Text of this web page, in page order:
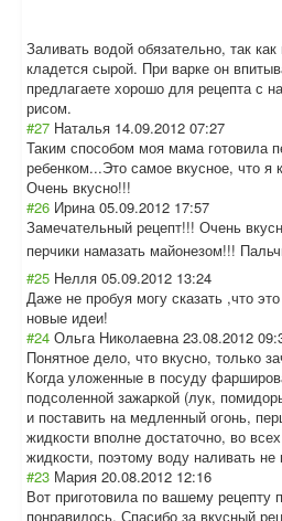
Заливать водой обязательно, так
кладется сырой. При варке он
предлагаете хорошо для рецепта с
рисом.
#27 Наталья 14.09.2012 07:27
Таким способом моя мама готовила
ребенком...Это самое вкусное, что я
Очень вкусно!!!
#26 Ирина 05.09.2012 17:57
Замечательный рецепт!!! Очень
перчики намазать майонезом!!!
#25 Нелля 05.09.2012 13:24
Даже не пробуя могу сказать ,что
новые идеи!
#24 Ольга Николаевна 23.08.2012
Понятное дело, что вкусно, только
Когда уложенные в посуду
подсоленной зажаркой (лук,
и поставить на медленный огонь,
жидкости вполне достаточно, во
жидкости, поэтому воду наливать не
#23 Мария 20.08.2012 12:16
Вот приготовила по вашему рецепту
понравилось. Спасибо за вкусный